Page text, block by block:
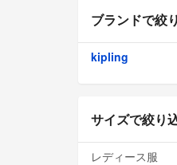
ブランドで絞
kipling
サイズで絞り
レディース服